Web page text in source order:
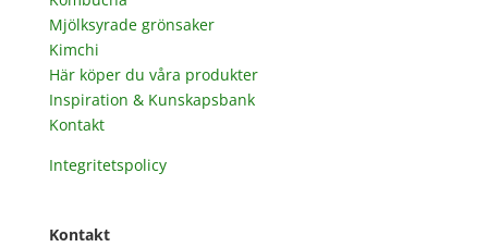
Mjölksyrade grönsaker
Kimchi
Här köper du våra produkter
Inspiration & Kunskapsbank
Kontakt
Integritetspolicy
Kontakt